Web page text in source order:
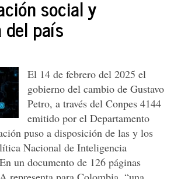
social y
país
El 14 de febrero del 2025 el
gobierno del cambio de Gustavo
Petro, a través del Conpes 4144
emitido por el Departamento
puso a disposición de las y los
Nacional de Inteligencia
un documento de 126 páginas